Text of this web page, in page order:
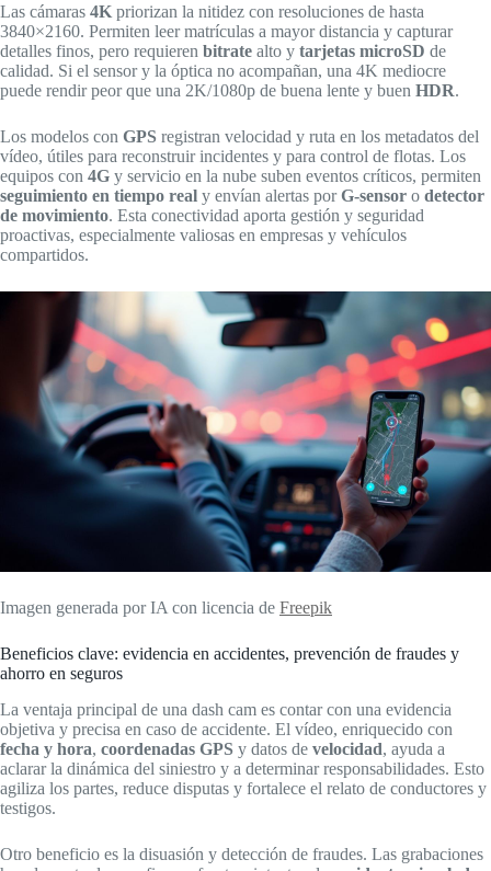
Las cámaras 4K priorizan la nitidez con resoluciones de hasta
3840×2160. Permiten leer matrículas a mayor distancia y capturar
detalles finos, pero requieren bitrate alto y tarjetas microSD de
calidad. Si el sensor y la óptica no acompañan, una 4K mediocre
puede rendir peor que una 2K/1080p de buena lente y buen HDR.
Los modelos con GPS registran velocidad y ruta en los metadatos del
vídeo, útiles para reconstruir incidentes y para control de flotas. Los
equipos con 4G y servicio en la nube suben eventos críticos, permiten
seguimiento en tiempo real y envían alertas porG-sensor o detector
de movimiento. Esta conectividad aporta gestión y seguridad
proactivas, especialmente valiosas en empresas y vehículos
compartidos.
Imagen generada por IA con licencia de Freepik
Beneficios clave: evidencia en accidentes, prevención de fraudes y
ahorro en seguros
La ventaja principal de una dash cam es contar con una evidencia
objetiva y precisa en caso de accidente. El vídeo, enriquecido con
fecha y hora, coordenadas GPS y datos de velocidad, ayuda a
aclarar la dinámica del siniestro y a determinar responsabilidades. Esto
agiliza los partes, reduce disputas y fortalece el relato de conductores y
testigos.
Otro beneficio es la disuasión y detección de fraudes. Las grabaciones